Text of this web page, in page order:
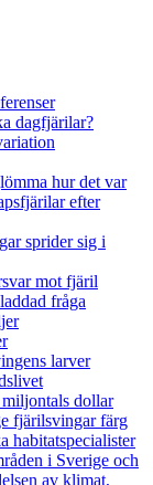
dagfjärilar?
hur det var
efter
sprider sig i
mot fjäril
fråga
larver
dollar
fjärilsvingar färg
habitatspecialister
i Sverige och
av klimat,